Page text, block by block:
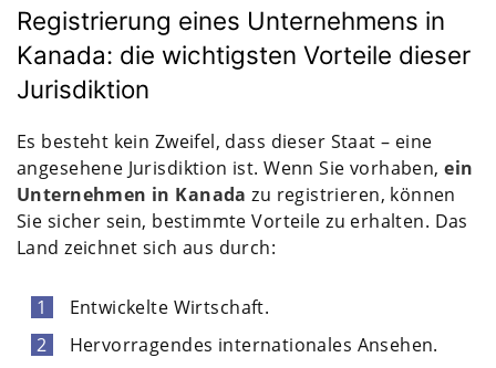
Registrierung eines Unternehmens in
Kanada: die wichtigsten Vorteile dieser
Jurisdiktion
Es besteht kein Zweifel, dass dieser Staat – eine
angesehene Jurisdiktion ist. Wenn Sie vorhaben,ein
Unternehmen in Kanada zu registrieren, können
Sie sicher sein, bestimmte Vorteile zu erhalten. Das
Land zeichnet sich aus durch:
Entwickelte Wirtschaft.
Hervorragendes internationales Ansehen.